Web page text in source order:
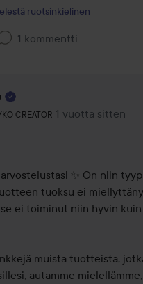
ruotsinkielinen
1 kommentti
CREATOR
rooli: Lyko Creator.
1 vuotta sitten
Kommentti
✨ On niin
tuoksu ei
ei toiminut niin hyvin
muista tuotteista,
autamme mielellämme,